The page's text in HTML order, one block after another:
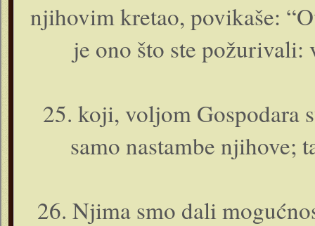
njihovim kretao, povikaše:
je o­no što ste
25. koji, voljom Gospodara
samo nastambe njihove;
26. Njima smo dali